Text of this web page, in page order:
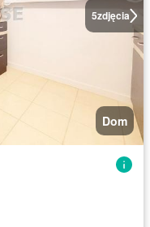
5zdjęcia
Dom